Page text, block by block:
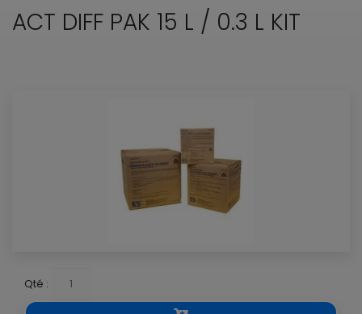
ACT DIFF PAK 15 L / 0.3 L KIT
Qté :